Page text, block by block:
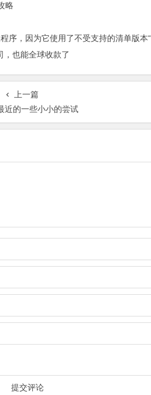
略
序，因为它使用了不受支持的清单版本“
，也能全球收款了
上一篇
近的一些小小的尝试